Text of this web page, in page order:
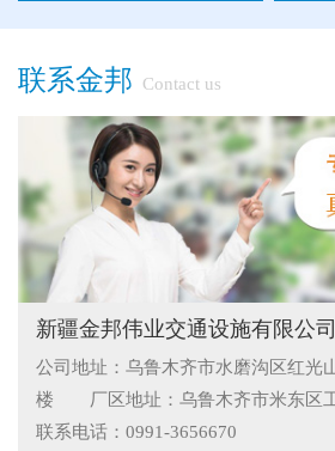
联系金邦 Contact us
新疆金邦伟业交通设施有限公司
公司地址：乌鲁木齐市水磨沟区红光
楼 厂区地址：乌鲁木齐市米东区
联系电话：0991-3656670
"多样“候车亭，旨在为您提供一个舒
候车亭规格型号小解
隔离栅的防腐与使用寿命关系
● 新疆那拉提草原围网选用样式
怎么在新疆护栏厂家里购买到好的
邦护栏告诉您
乌鲁木齐铁艺围栏哪家有，金邦伟业
专业的新疆铁艺围栏
阿拉尔市安装新款黄金绿化带护栏
护栏在我们生活中的作用